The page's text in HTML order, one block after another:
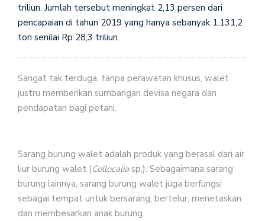
triliun. Jumlah tersebut meningkat 2,13 persen dari
pencapaian di tahun 2019 yang hanya sebanyak 1.131,2
ton senilai Rp 28,3 triliun.
Sangat tak terduga, tanpa perawatan khusus, walet
justru memberikan sumbangan devisa negara dan
pendapatan bagi petani.
Sarang burung walet adalah produk yang berasal dari air
liur burung walet (Collocalia sp.). Sebagaimana sarang
burung lainnya, sarang burung walet juga berfungsi
sebagai tempat untuk bersarang, bertelur, menetaskan
dan membesarkan anak burung.